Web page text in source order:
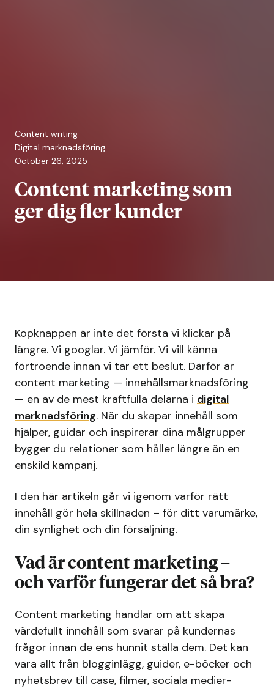
Content writing
Digital marknadsföring
October 26, 2025
Content marketing som
ger dig fler kunder
Köpknappen är inte det första vi klickar på
längre. Vi googlar. Vi jämför. Vi vill känna
förtroende innan vi tar ett beslut. Därför är
content marketing — innehållsmarknadsföring
— en av de mest kraftfulla delarna i digital
marknadsföring. När du skapar innehåll som
hjälper, guidar och inspirerar dina målgrupper
bygger du relationer som håller längre än en
enskild kampanj.
I den här artikeln går vi igenom varför rätt
innehåll gör hela skillnaden – för ditt varumärke,
din synlighet och din försäljning.
Vad är content marketing –
och varför fungerar det så bra?
Content marketing handlar om att skapa
värdefullt innehåll som svarar på kundernas
frågor innan de ens hunnit ställa dem. Det kan
vara allt från blogginlägg, guider, e-böcker och
nyhetsbrev till case, filmer, sociala medier-